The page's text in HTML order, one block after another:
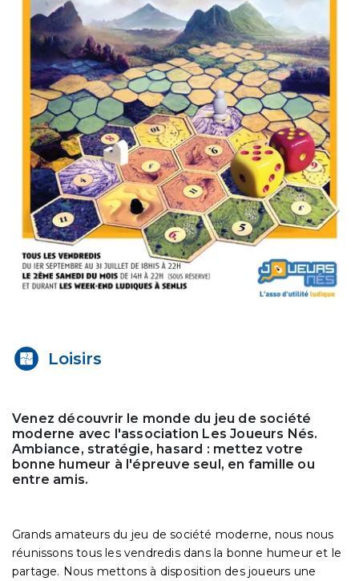
Loisirs
Venez découvrir le monde du jeu de société
moderne avec l'association Les Joueurs Nés.
Ambiance, stratégie, hasard : mettez votre
bonne humeur à l'épreuve seul, en famille ou
entre amis.
Grands amateurs du jeu de société moderne, nous nous
réunissons tous les vendredis dans la bonne humeur et le
partage. Nous mettons à disposition des joueurs une